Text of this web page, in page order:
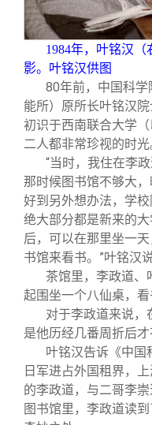
校友
校友
三创
会长
理事
制度
联系
1984年，叶铭汉（
影。叶铭汉供图
80年前，中国科
能所）原所长叶铭汉
初识于西南联合大学
二人都非常珍视的时光
“当时，我住在李
那时候图书馆不够大
好到另外想办法，学
绝大部分都是新来的
后，可以在那里坐一
书馆来看书。”叶铭汉说
茶馆里，李政道、
起围坐一个八仙桌，看
对于李政道来说，
是他历经几番周折后才
叶铭汉告诉《中国
日军进占外国租界，
的李政道，与二哥李
图书馆里，李政道读